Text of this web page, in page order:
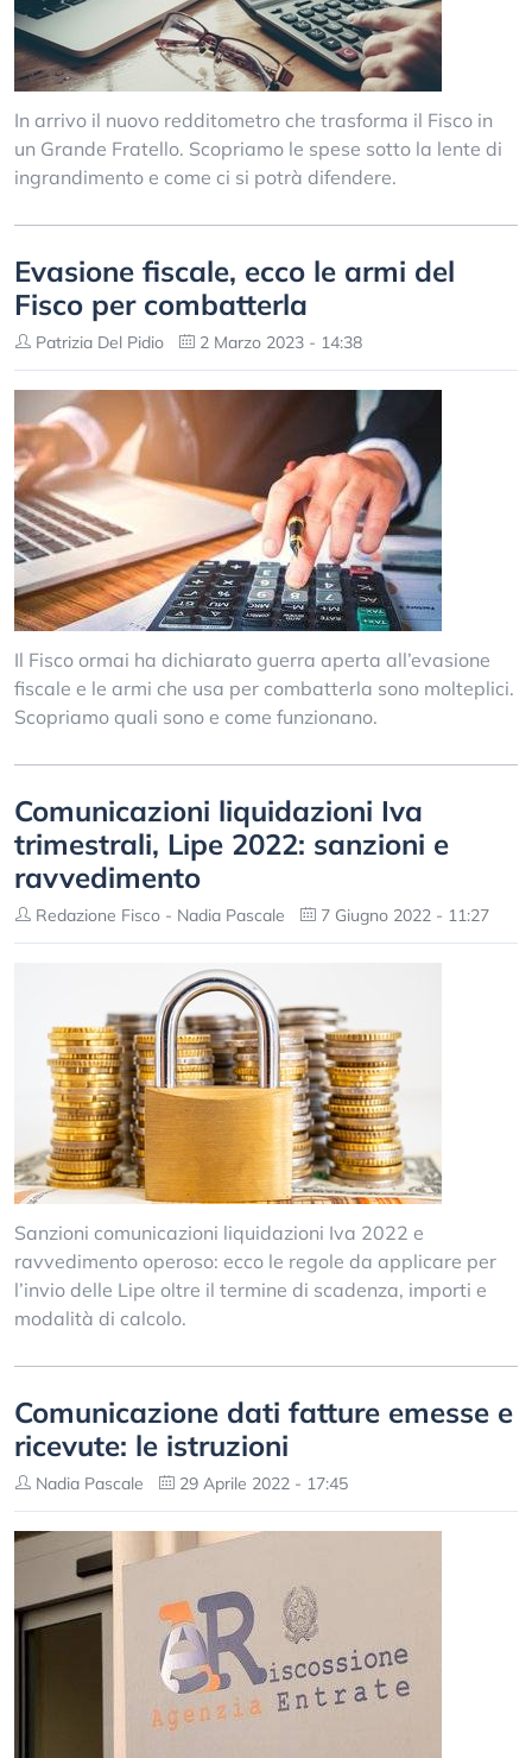
In arrivo il nuovo redditometro che trasforma il Fisco in
un Grande Fratello. Scopriamo le spese sotto la lente di
ingrandimento e come ci si potrà difendere.
Evasione fiscale, ecco le armi del
Fisco per combatterla
Patrizia Del Pidio 2 Marzo 2023 - 14:38
Il Fisco ormai ha dichiarato guerra aperta all’evasione
fiscale e le armi che usa per combatterla sono molteplici.
Scopriamo quali sono e come funzionano.
Comunicazioni liquidazioni Iva
trimestrali, Lipe 2022: sanzioni e
ravvedimento
Redazione Fisco - Nadia Pascale 7 Giugno 2022 - 11:27
Sanzioni comunicazioni liquidazioni Iva 2022 e
ravvedimento operoso: ecco le regole da applicare per
l’invio delle Lipe oltre il termine di scadenza, importi e
modalità di calcolo.
Comunicazione dati fatture emesse e
ricevute: le istruzioni
Nadia Pascale 29 Aprile 2022 - 17:45